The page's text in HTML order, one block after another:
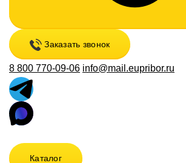
Заказать звонок
8 800 770-09-06 info@mail.eupribor.ru
Каталог